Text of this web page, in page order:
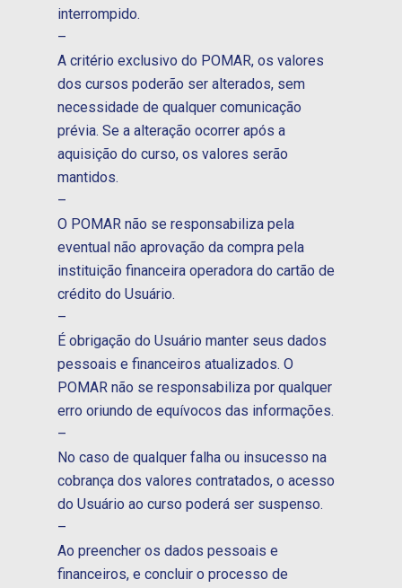
interrompido.
–
A critério exclusivo do POMAR, os valores
dos cursos poderão ser alterados, sem
necessidade de qualquer comunicação
prévia. Se a alteração ocorrer após a
aquisição do curso, os valores serão
mantidos.
–
O POMAR não se responsabiliza pela
eventual não aprovação da compra pela
instituição financeira operadora do cartão de
crédito do Usuário.
–
É obrigação do Usuário manter seus dados
pessoais e financeiros atualizados. O
POMAR não se responsabiliza por qualquer
erro oriundo de equívocos das informações.
–
No caso de qualquer falha ou insucesso na
cobrança dos valores contratados, o acesso
do Usuário ao curso poderá ser suspenso.
–
Ao preencher os dados pessoais e
financeiros, e concluir o processo de